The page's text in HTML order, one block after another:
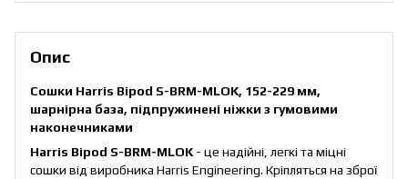
Опис
Сошки Harris Bipod S-BRM-MLOK, 152-229 мм,
шарнірна база, підпружинені ніжки з гумовими
наконечниками
Harris Bipod S-BRM-MLOK - це надійні, легкі та міцні
сошки від виробника Harris Engineering. Кріпляться на зброї